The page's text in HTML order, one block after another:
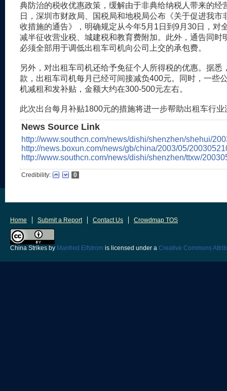
典防治的税收优惠政策，缓解由于非典给纳税人带来的经
日，深圳市财政局、国税局和地税局公布《关于促进我市
收措施的通告》，明确规定从今年5月1日到9月30日，对
减半征收营业税、城建税和教育费附加。此外，通告同时
必须全部用于调低出租车司机向公司上交的承包费。
另外，对出租车司机还给予免征个人所得税的优惠。据悉
款，出租车司机每月已经可间接减负400元。同时，一些
机减租和发补贴，金额大约在300-500元左右。
此次出台每月补贴1800元的措施将进一步帮助出租车行业
News Source Link
http://www.southcn.com/news/dishi/shenzhen/shehui/
http://news.boxun.com/news/gb/china/2003/05/
http://www.southcn.com/news/dishi/shenzhen/ttxw/
Credibility: 0
Home Submit a Report Contact Us Crowdmap TOS
China Strikes by Manfred Elfstrom is licensed under a Creative Commons